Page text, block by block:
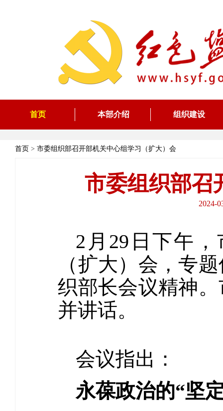
首页 本部介绍 组织建设
首页 > 市委组织部召开部机关中心组学习（扩大）会
市委组织部召
2024-
2月29日下午
（扩大）会，专
织部长会议精神
并讲话。
会议指出：
永葆政治的“坚